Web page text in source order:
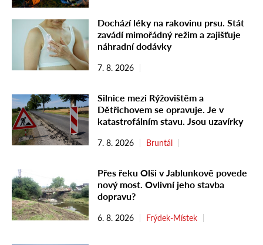
Dochází léky na rakovinu prsu. Stát
zavádí mimořádný režim a zajišťuje
náhradní dodávky
7. 8. 2026
Silnice mezi Rýžovištěm a
Dětřichovem se opravuje. Je v
katastrofálním stavu. Jsou uzavírky
7. 8. 2026 Bruntál
Přes řeku Olši v Jablunkově povede
nový most. Ovlivní jeho stavba
dopravu?
6. 8. 2026 Frýdek-Místek